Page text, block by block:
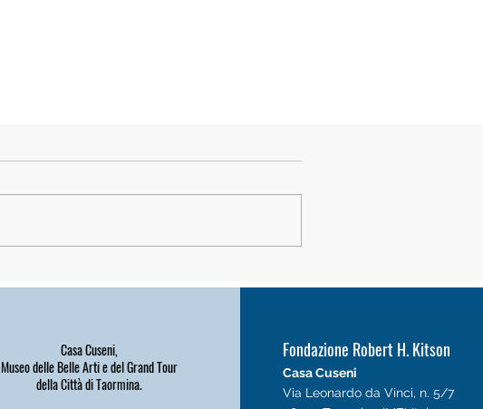
Casa Cuseni,
Museo delle Belle Arti e del Grand Tour
della Città di Taormina.
Fondazione Robert H. Kitson
Casa Cuseni
Via Leonardo da Vinci, n. 5/7